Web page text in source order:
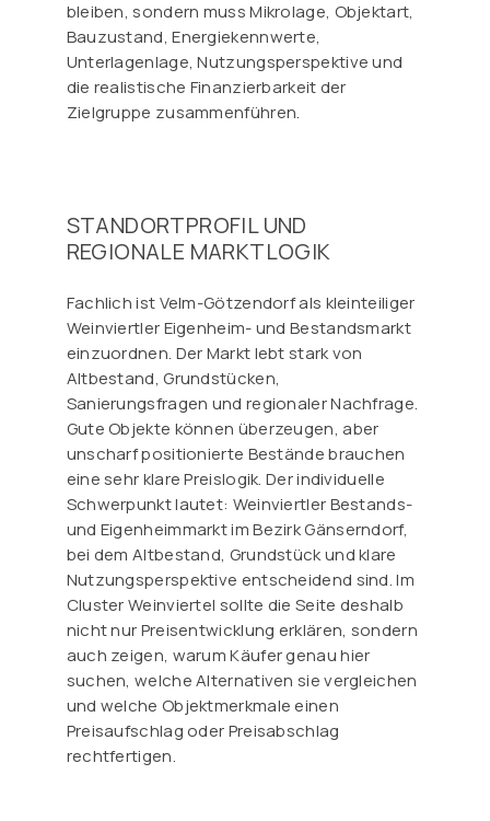
bleiben, sondern muss Mikrolage, Objektart,
Bauzustand, Energiekennwerte,
Unterlagenlage, Nutzungsperspektive und
die realistische Finanzierbarkeit der
Zielgruppe zusammenführen.
STANDORTPROFIL UND
REGIONALE MARKTLOGIK
Fachlich ist Velm-Götzendorf als kleinteiliger
Weinviertler Eigenheim- und Bestandsmarkt
einzuordnen. Der Markt lebt stark von
Altbestand, Grundstücken,
Sanierungsfragen und regionaler Nachfrage.
Gute Objekte können überzeugen, aber
unscharf positionierte Bestände brauchen
eine sehr klare Preislogik. Der individuelle
Schwerpunkt lautet: Weinviertler Bestands-
und Eigenheimmarkt im Bezirk Gänserndorf,
bei dem Altbestand, Grundstück und klare
Nutzungsperspektive entscheidend sind. Im
Cluster Weinviertel sollte die Seite deshalb
nicht nur Preisentwicklung erklären, sondern
auch zeigen, warum Käufer genau hier
suchen, welche Alternativen sie vergleichen
und welche Objektmerkmale einen
Preisaufschlag oder Preisabschlag
rechtfertigen.